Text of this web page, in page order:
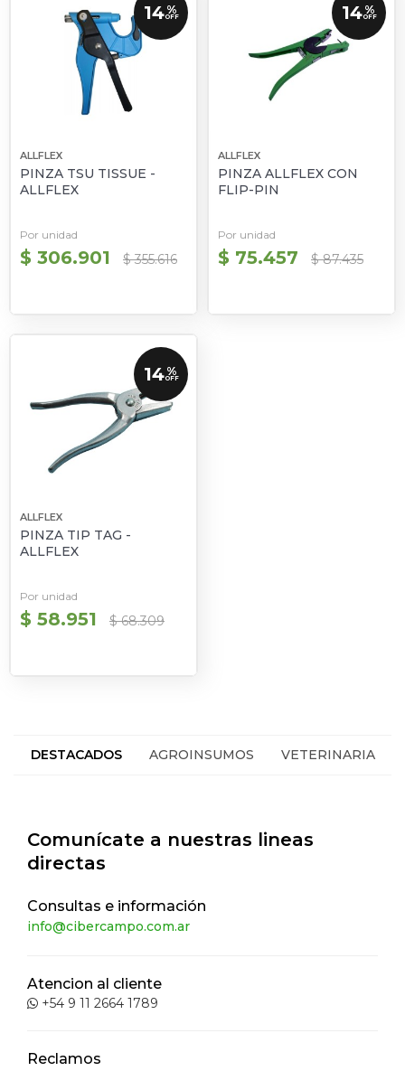
14 %
OFF
ALLFLEX
PINZA TSU TISSUE -
ALLFLEX
Por unidad
$ 306.901 $ 355.616
14 %
OFF
ALLFLEX
PINZA ALLFLEX CON
FLIP-PIN
Por unidad
$ 75.457 $ 87.435
14 %
OFF
ALLFLEX
PINZA TIP TAG -
ALLFLEX
Por unidad
$ 58.951 $ 68.309
DESTACADOS AGROINSUMOS VETERINARIA
Comunícate a nuestras lineas
directas
Consultas e información
info@cibercampo.com.ar
Atencion al cliente
+54 9 11 2664 1789
Reclamos